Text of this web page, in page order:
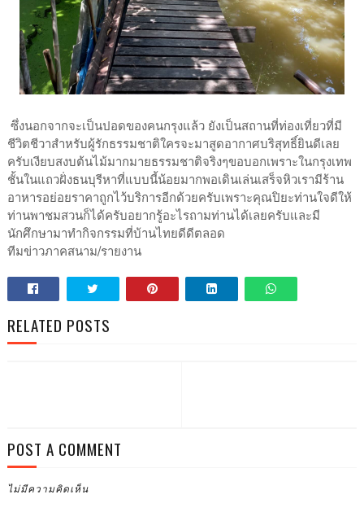
ซึ่งนอกจากจะเป็นปอดของคนกรุงแล้ว ยังเป็นสถานที่ท่องเที่ยวที่มี
ชีวิตชีวาสำหรับผู้รักธรรมชาติใครจะมาสูดอากาศบริสุทธิ์ยินดีเลย
ครับเงียบสงบต้นไม้มากมายธรรมชาติจริงๆขอบอกเพราะในกรุงเทพ
ชั้นในแถวฝั่งธนบุรีหาที่แบบนี้น้อยมากพอเดินเล่นเสร็จหิวเรามีร้าน
อาหารอย่อยราคาถูกไว้บริการอีกด้วยครับเพราะคุณปิยะท่านใจดีให้
ท่านพาชมสวนก็ได้ครับอยากรู้อะไรถามท่านได้เลยครับและมี
นักศึกษามาทำกิจกรรมที่บ้านไทยดีดีตลอด
ทีมข่าวภาคสนาม/รายงาน
RELATED POSTS
POST A COMMENT
ไม่มีความคิดเห็น